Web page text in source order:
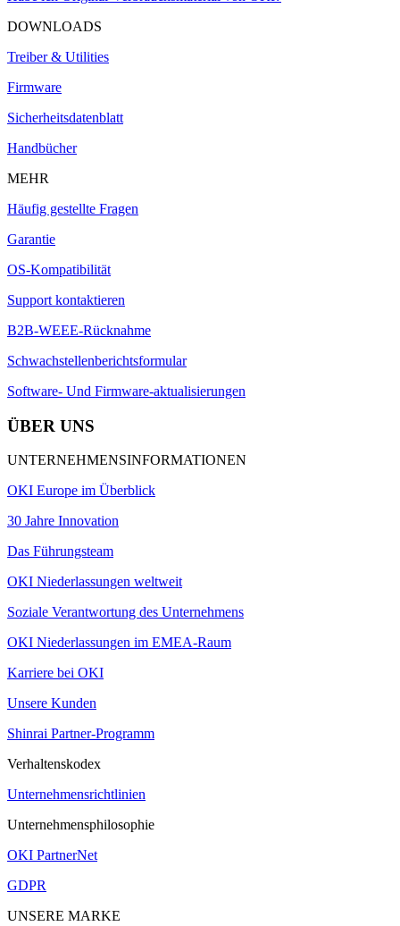
DOWNLOADS
Treiber & Utilities
Firmware
Sicherheitsdatenblatt
Handbücher
MEHR
Häufig gestellte Fragen
Garantie
OS-Kompatibilität
Support kontaktieren
B2B-WEEE-Rücknahme
Schwachstellenberichtsformular
Software- Und Firmware-aktualisierungen
ÜBER UNS
UNTERNEHMENSINFORMATIONEN
OKI Europe im Überblick
30 Jahre Innovation
Das Führungsteam
OKI Niederlassungen weltweit
Soziale Verantwortung des Unternehmens
OKI Niederlassungen im EMEA-Raum
Karriere bei OKI
Unsere Kunden
Shinrai Partner-Programm
Verhaltenskodex
Unternehmensrichtlinien
Unternehmensphilosophie
OKI PartnerNet
GDPR
UNSERE MARKE